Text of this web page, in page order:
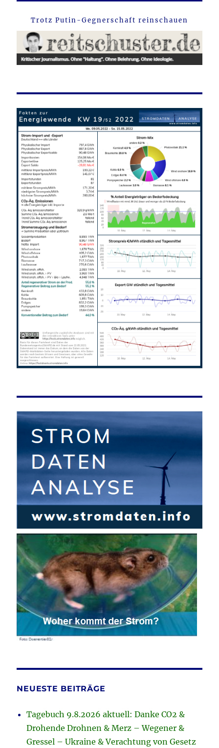
Trotz Putin-Gegnerschaft reinschauen
NEUESTE BEITRÄGE
Tagebuch 9.8.2026 aktuell: Danke CO2 &
Drohende Drohnen & Merz – Wegener &
Gressel – Ukraine & Verachtung von Gesetz